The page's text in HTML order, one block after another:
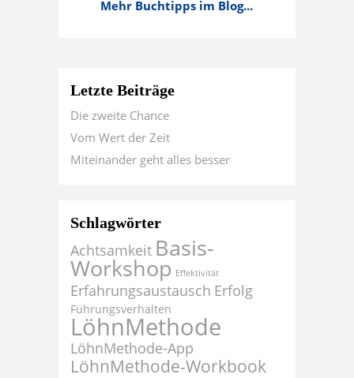
Mehr Buchtipps im Blog...
Letzte Beiträge
Die zweite Chance
Vom Wert der Zeit
Miteinander geht alles besser
Schlagwörter
Achtsamkeit Basis-
Workshop Effektivität
Erfahrungsaustausch Erfolg
Führungsverhalten
LöhnMethode
LöhnMethode-App
LöhnMethode-Workbook